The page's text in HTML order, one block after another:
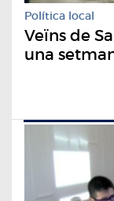
Política local
Veïns de
una